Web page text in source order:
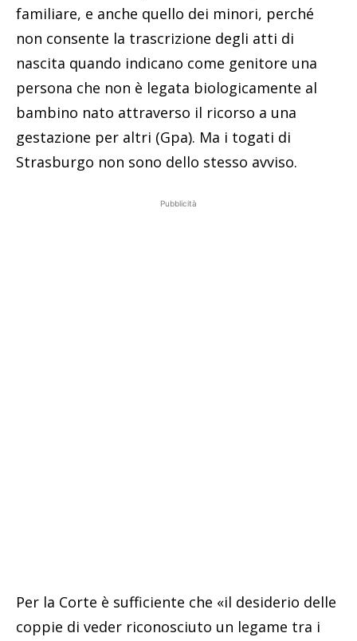
familiare, e anche quello dei minori, perché
non consente la trascrizione degli atti di
nascita quando indicano come genitore una
persona che non è legata biologicamente al
bambino nato attraverso il ricorso a una
gestazione per altri (Gpa). Ma i togati di
Strasburgo non sono dello stesso avviso.
Pubblicità
Per la Corte è sufficiente che «il desiderio delle
coppie di veder riconosciuto un legame tra i